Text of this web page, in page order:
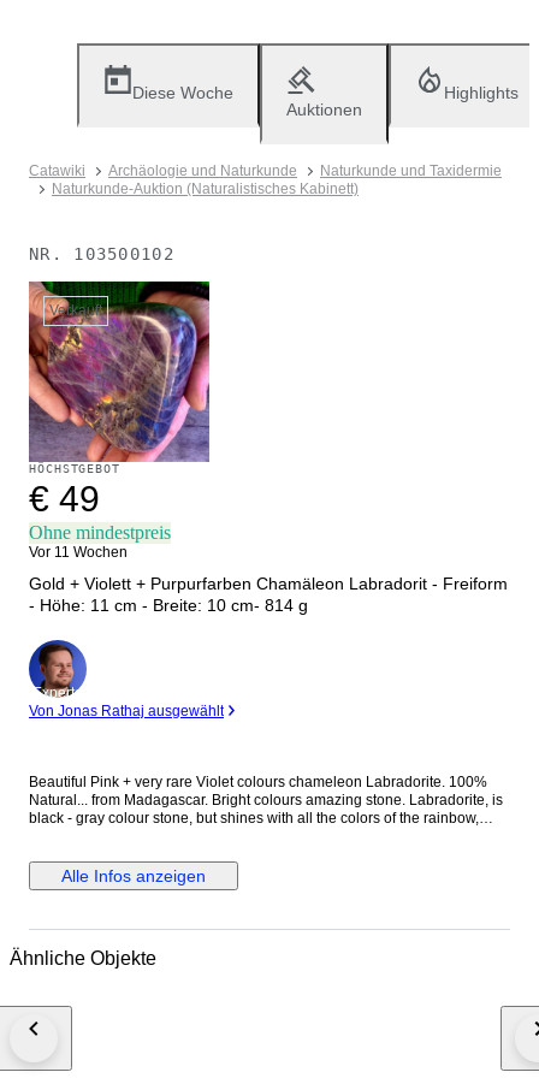
Diese Woche
Auktionen
Highlights
Catawiki Archäologie und Naturkunde
Naturkunde und Taxidermie
Naturkunde-Auktion (Naturalistisches Kabinett)
NR. 103500102
Verkauft
HÖCHSTGEBOT
€ 49
Ohne mindestpreis
Vor 11 Wochen
Gold + Violett + Purpurfarben Chamäleon Labradorit - Freiform
- Höhe: 11 cm - Breite: 10 cm- 814 g
Experte
Von Jonas Rathaj ausgewählt
Beautiful Pink + very rare Violet colours chameleon Labradorite. 100%
Natural... from Madagascar. Bright colours amazing stone. Labradorite, is
black - gray colour stone, but shines with all the colors of the rainbow,
Black colours in luminescense Gold - Turquoise + Blue....
________________________________ Shipping insured and
weeks.
Alle Infos anzeigen
Ähnliche Objekte